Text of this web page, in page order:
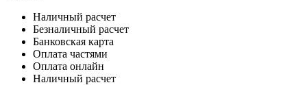
Наличный расчет
Безналичный расчет
Банковская карта
Оплата частями
Оплата онлайн
Наличный расчет